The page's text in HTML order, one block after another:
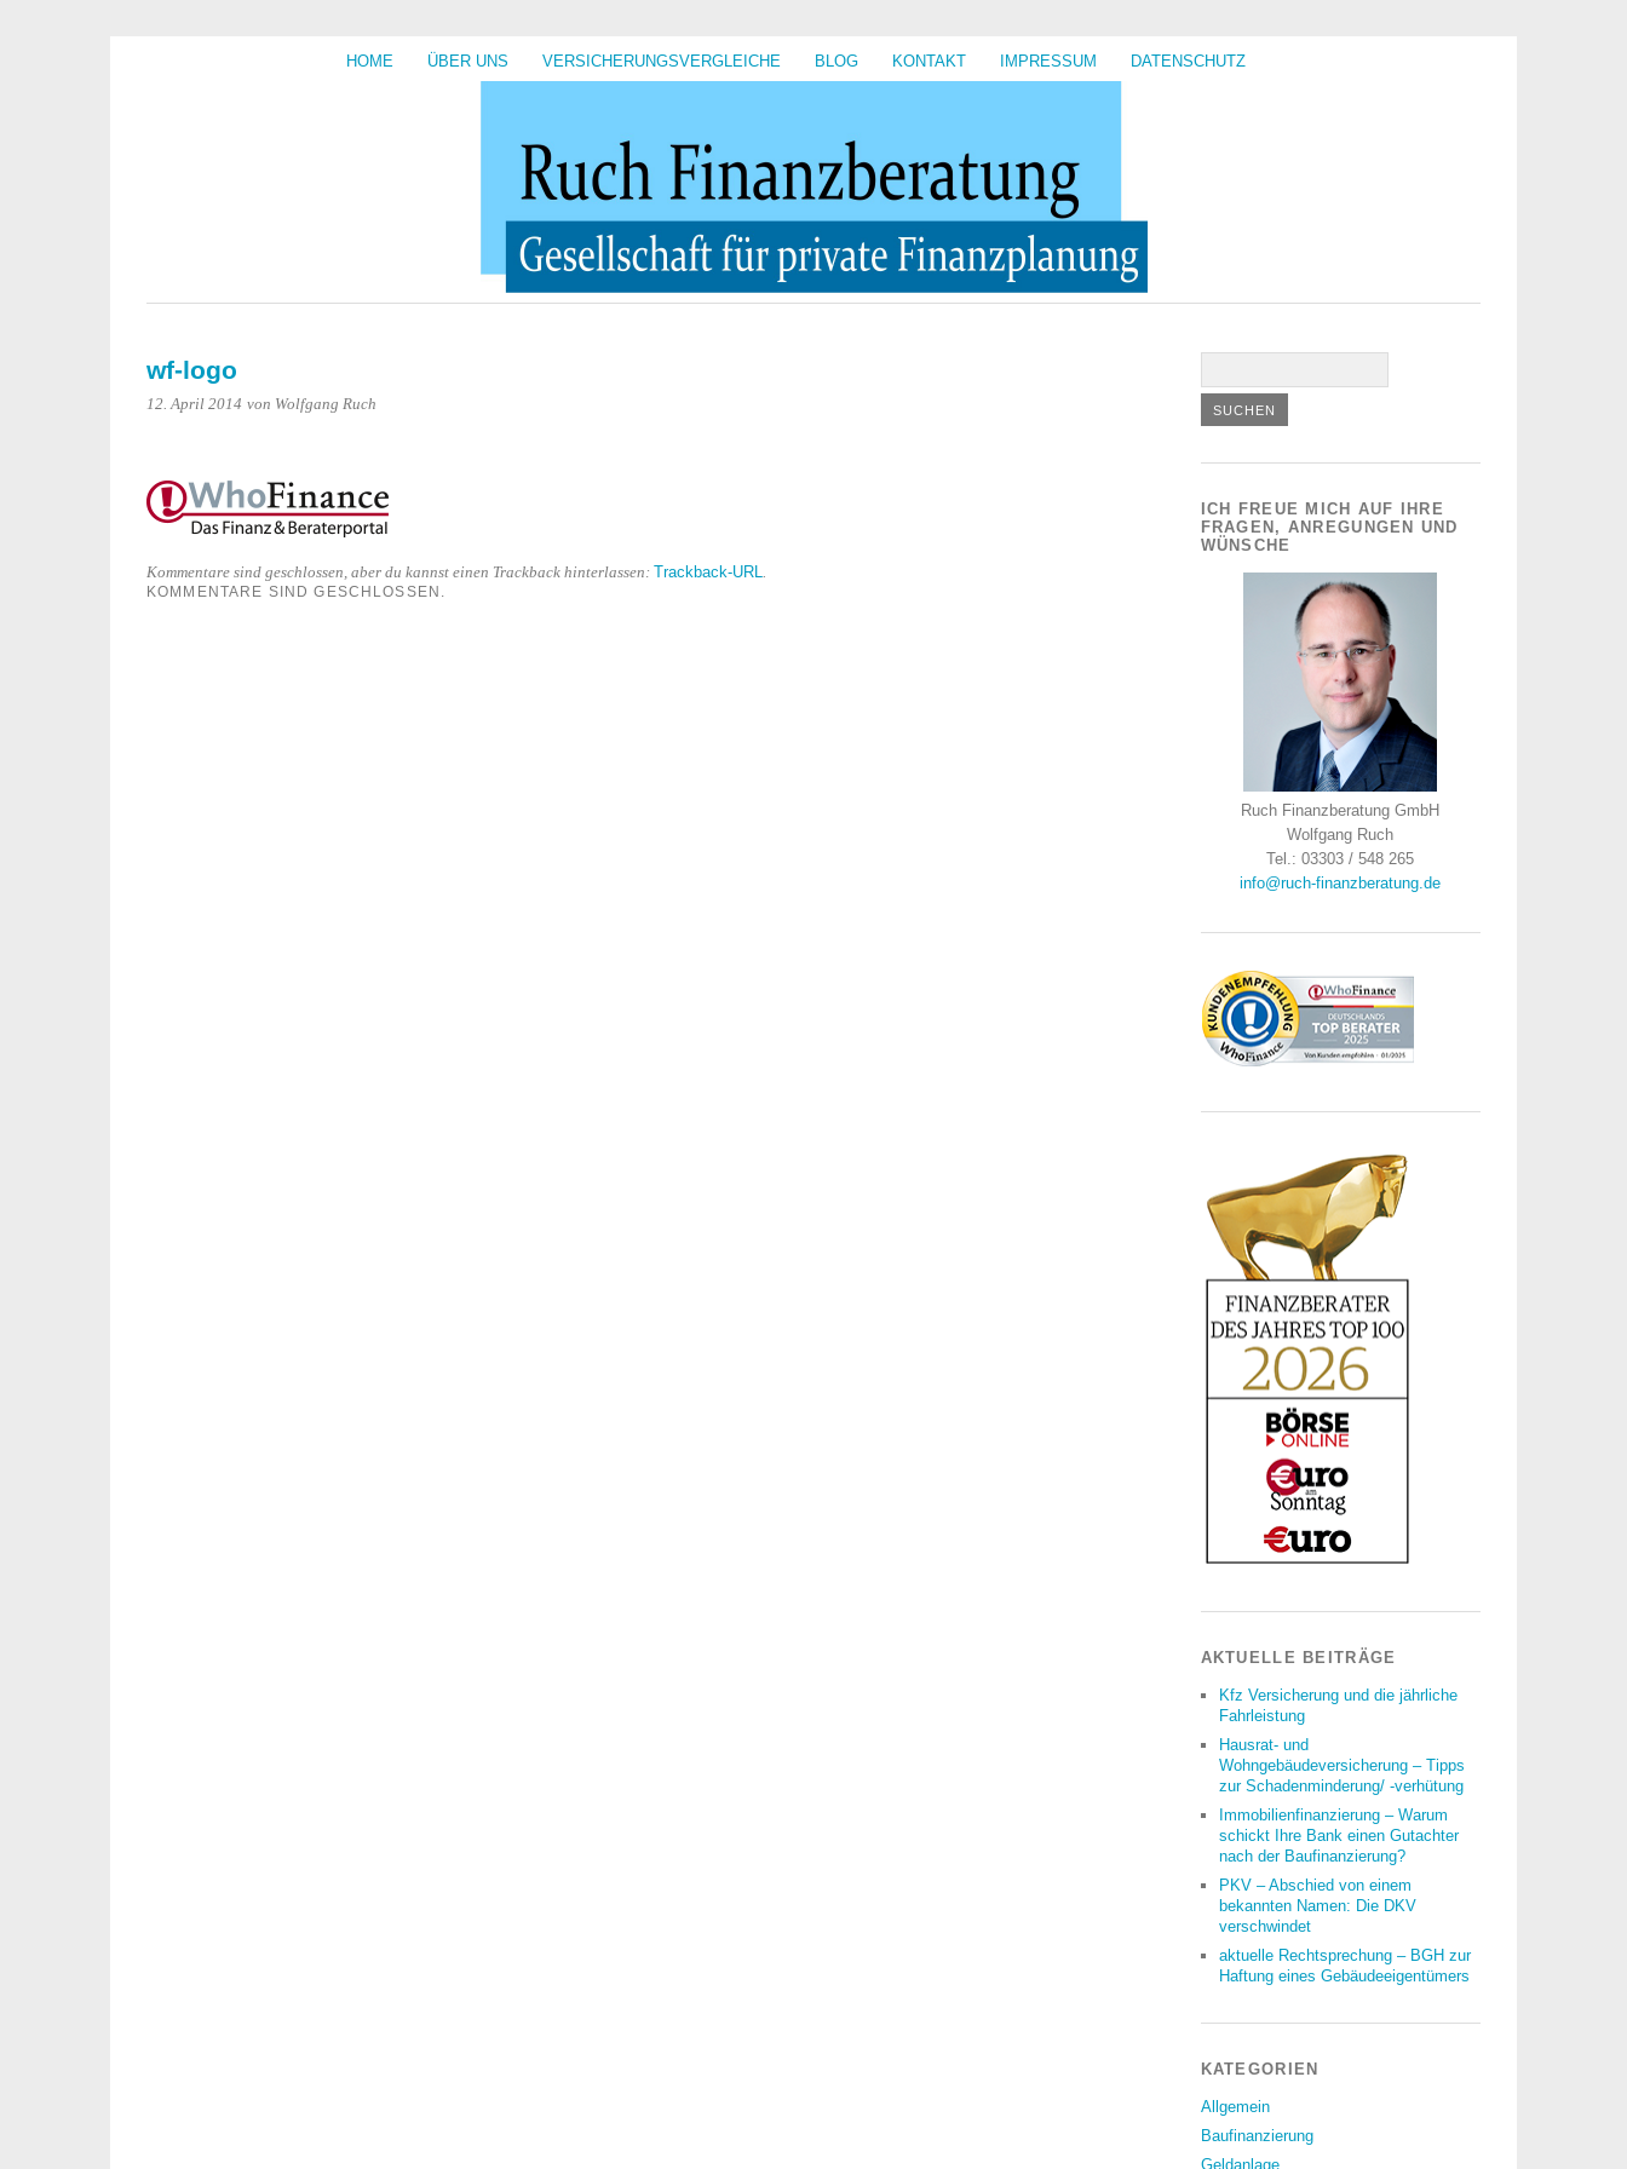
HOME ÜBER UNS VERSICHERUNGSVERGLEICHE BLOG KONTAKT IMPRESSUM DATENSCHUTZ
wf-logo
12. April 2014 von Wolfgang Ruch
Kommentare sind geschlossen, aber du kannst einen Trackback hinterlassen: Trackback-URL.
KOMMENTARE SIND GESCHLOSSEN.
ICH FREUE MICH AUF IHRE
FRAGEN, ANREGUNGEN UND
WÜNSCHE
Ruch Finanzberatung GmbH
Wolfgang Ruch
Tel.: 03303 / 548 265
info@ruch-finanzberatung.de
AKTUELLE BEITRÄGE
Kfz Versicherung und die jährliche
Fahrleistung
Hausrat- und
Wohngebäudeversicherung – Tipps
zur Schadenminderung/ -verhütung
Immobilienfinanzierung – Warum
schickt Ihre Bank einen Gutachter
nach der Baufinanzierung?
PKV – Abschied von einem
bekannten Namen: Die DKV
verschwindet
aktuelle Rechtsprechung – BGH zur
Haftung eines Gebäudeeigentümers
KATEGORIEN
Allgemein
Baufinanzierung
Geldanlage